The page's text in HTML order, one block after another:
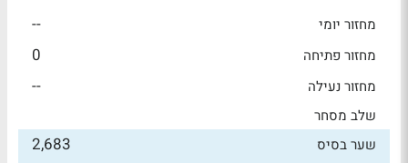
מחזור יומי --
מחזור פתיחה 0
מחזור נעילה --
שלב מסחר
שער בסיס
2,683